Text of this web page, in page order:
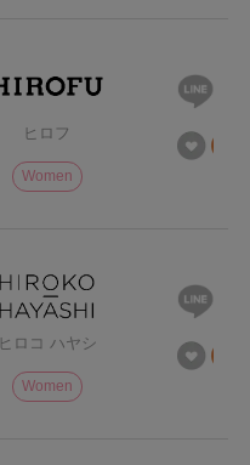
ヒロフ
Women
ヒロコ ハヤシ
Women